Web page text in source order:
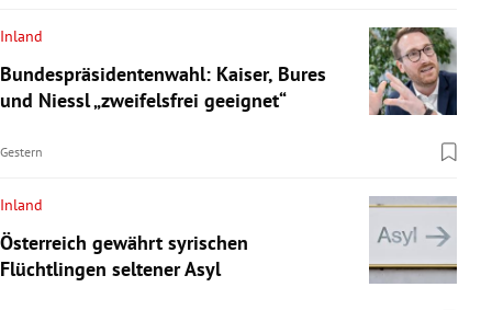
Inland
Bundespräsidentenwahl: Kaiser, Bures
und Niessl „zweifelsfrei geeignet“
Gestern
Inland
Österreich gewährt syrischen
Flüchtlingen seltener Asyl